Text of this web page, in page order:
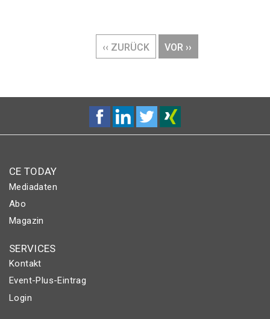
VORHERIGE
SEITE
‹‹ ZURÜCK
NÄCHSTE
SEITE
VOR ››
CE TODAY
Mediadaten
Abo
Magazin
SERVICES
Kontakt
Event-Plus-Eintrag
Login